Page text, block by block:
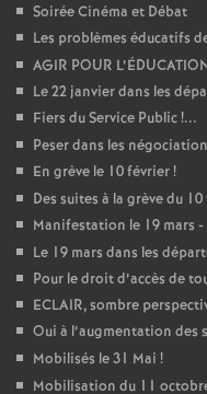
Soirée Cinéma et Débat
Les problèmes éducatifs
AGIR POUR
Le 22 janvier dans les
Fiers du Service Public!...
Peser dans les
En grève le 10 février!
Des suites à la grève du
Manifestation le 19 mars -
Le 19 mars dans les
Pour le droit d’accès de
ECLAIR, sombre
Oui à l’augmentation des
Mobilisés le 31 Mai !
Mobilisation du 11